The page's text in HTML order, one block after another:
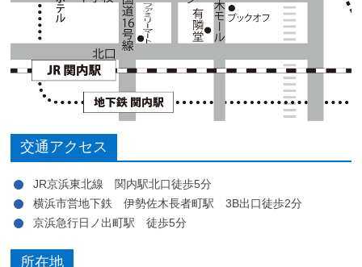
交通アクセス
JR京浜東北線 関内駅北口徒歩5分
横浜市営地下鉄 伊勢佐木長者町駅 3B出口徒歩2分
京浜急行日ノ出町駅 徒歩5分
所在地